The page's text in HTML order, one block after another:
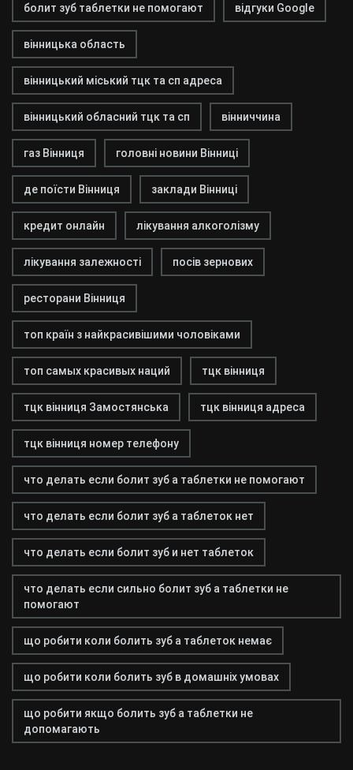
болит зуб таблетки не помогают відгуки Google
вінницька область
вінницький міський тцк та сп адреса
вінницький обласний тцк та сп вінниччина
газ Вінниця головні новини Вінниці
де поїсти Вінниця заклади Вінниці
кредит онлайн лікування алкоголізму
лікування залежності посів зернових
ресторани Вінниця
топ країн з найкрасивішими чоловіками
топ самых красивых наций тцк вінниця
тцк вінниця Замостянська тцк вінниця адреса
тцк вінниця номер телефону
что делать если болит зуб а таблетки не помогают
что делать если болит зуб а таблеток нет
что делать если болит зуб и нет таблеток
что делать если сильно болит зуб а таблетки не
помогают
що робити коли болить зуб а таблеток немає
що робити коли болить зуб в домашніх умовах
що робити якщо болить зуб а таблетки не
допомагають